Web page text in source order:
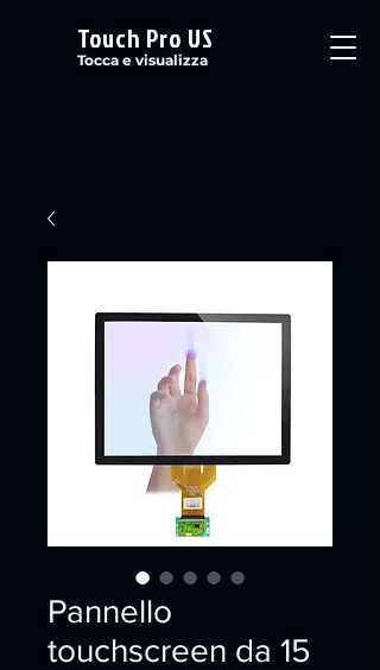
Touch Pro US
Tocca e visualizza
Pannello
touchscreen da 15